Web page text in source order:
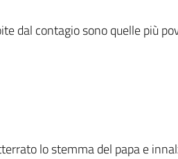
dal contagio sono quelle più
lo stemma del papa e